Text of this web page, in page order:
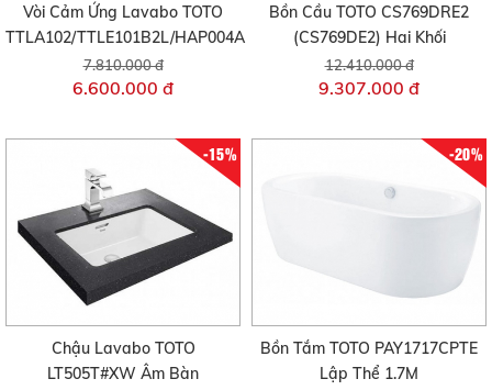
Vòi Cảm Ứng Lavabo TOTO
TTLA102/TTLE101B2L/HAP004A
7.810.000 đ
6.600.000 đ
Bồn Cầu TOTO CS769DRE2
(CS769DE2) Hai Khối
12.410.000 đ
9.307.000 đ
-15%
Chậu Lavabo TOTO
LT505T#XW Âm Bàn
-20%
Bồn Tắm TOTO PAY1717CPTE
Lập Thể 1.7M